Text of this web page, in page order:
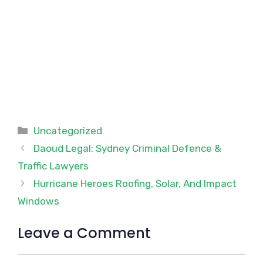
Categories
Uncategorized
Daoud Legal: Sydney Criminal Defence &
Traffic Lawyers
Hurricane Heroes Roofing, Solar, And Impact
Windows
Leave a Comment